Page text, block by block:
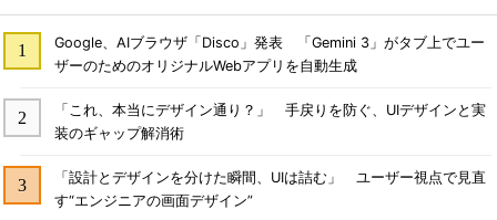
Google、AIブラウザ「Disco」発表 「Gemini 3」がタブ上でユー
ザーのためのオリジナルWebアプリを自動生成
「これ、本当にデザイン通り？」 手戻りを防ぐ、UIデザインと実
装のギャップ解消術
「設計とデザインを分けた瞬間、UIは詰む」 ユーザー視点で見直
す“エンジニアの画面デザイン”